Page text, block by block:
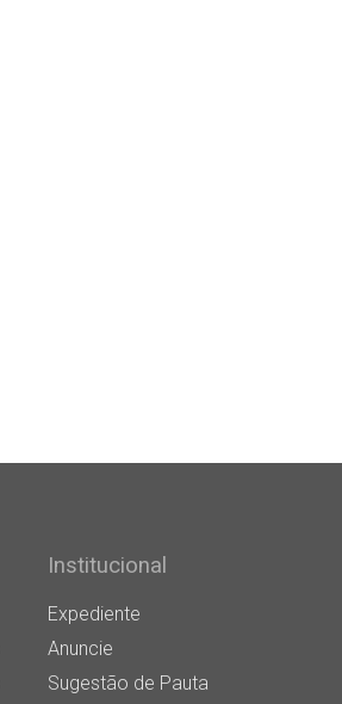
Institucional
Expediente
Anuncie
Sugestão de Pauta